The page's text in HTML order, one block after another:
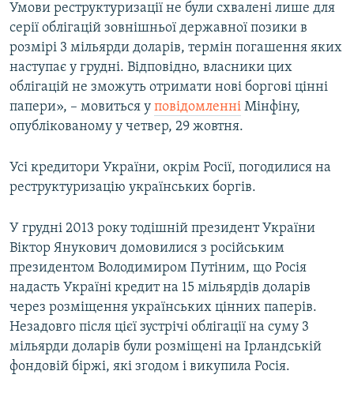
Умови реструктуризації не були схвалені лише для
серії облігацій зовнішньої державної позики в
розмірі 3 мільярди доларів, термін погашення яких
наступає у грудні. Відповідно, власники цих
облігацій не зможуть отримати нові боргові цінні
папери», – мовиться у повідомленні Мінфіну,
опублікованому у четвер, 29 жовтня.
Усі кредитори України, окрім Росії, погодилися на
реструктуризацію українських боргів.
У грудні 2013 року тодішній президент України
Віктор Янукович домовилися з російським
президентом Володимиром Путіним, що Росія
надасть Україні кредит на 15 мільярдів доларів
через розміщення українських цінних паперів.
Незадовго після цієї зустрічі облігації на суму 3
мільярди доларів були розміщені на Ірландській
фондовій біржі, які згодом і викупила Росія.